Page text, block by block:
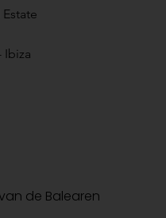
de Balearen
Ibiza